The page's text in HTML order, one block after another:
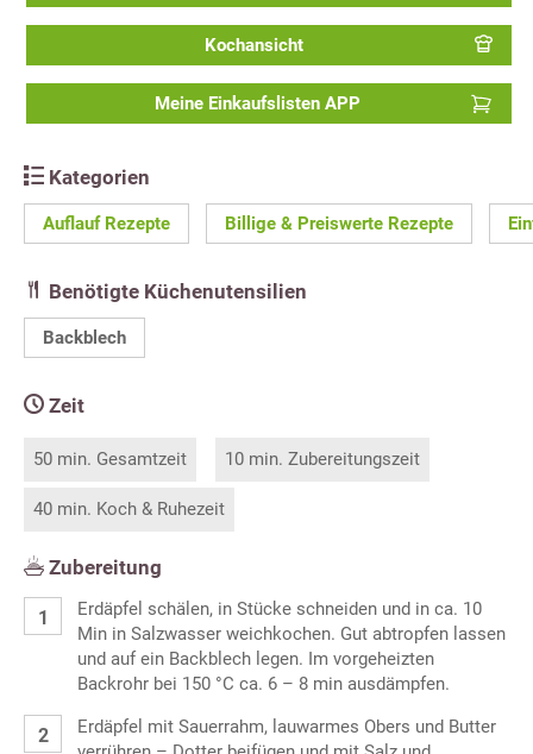
Kochansicht
Meine Einkaufslisten APP
Kategorien
Auflauf Rezepte Billige & Preiswerte Rezepte
Benötigte Küchenutensilien
Backblech
Zeit
50 min. Gesamtzeit 10 min. Zubereitungszeit
40 min. Koch & Ruhezeit
Zubereitung
Erdäpfel schälen, in Stücke schneiden und in ca. 10
Min in Salzwasser weichkochen. Gut abtropfen lassen
und auf ein Backblech legen. Im vorgeheizten
Backrohr bei 150 °C ca. 6 – 8 min ausdämpfen.
Erdäpfel mit Sauerrahm, lauwarmes Obers und Butter